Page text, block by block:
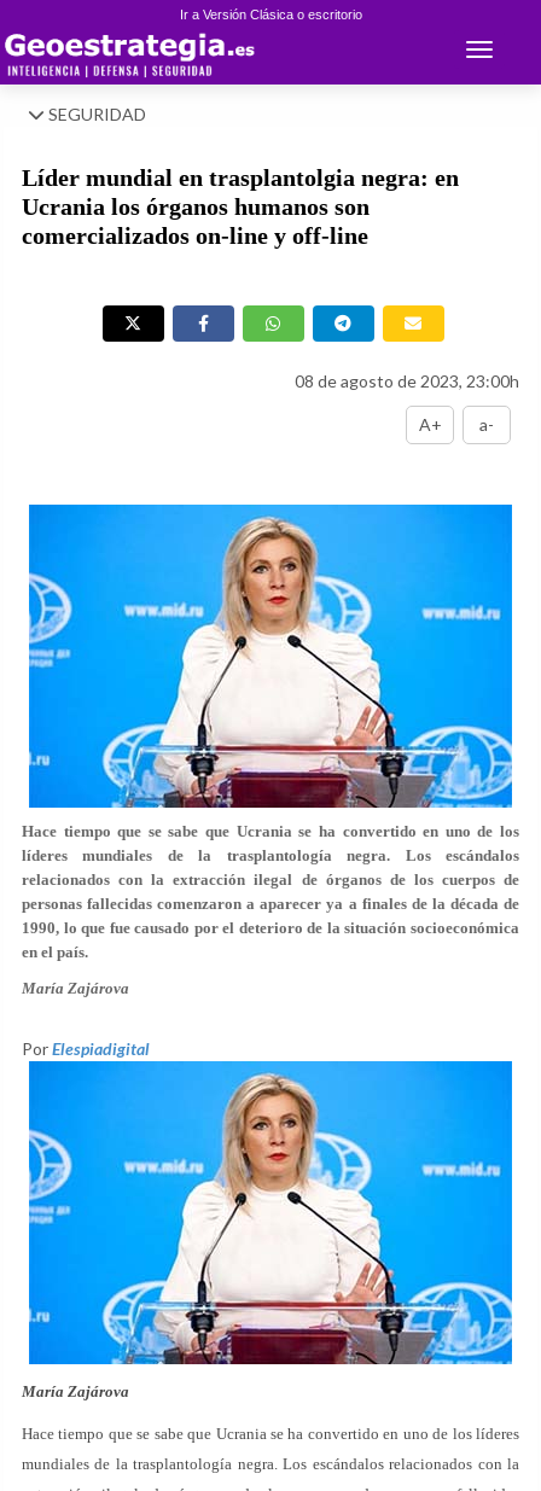
Ir a Versión Clásica o escritorio
Toggle
SEGURIDAD
Líder mundial en trasplantolgia negra: en
Ucrania los órganos humanos son
comercializados on-line y off-line
08 de agosto de 2023, 23:00h
A+ a-
Hace tiempo que se sabe que Ucrania se ha convertido en uno de los
líderes mundiales de la trasplantología negra. Los escándalos
relacionados con la extracción ilegal de órganos de los cuerpos de
personas fallecidas comenzaron a aparecer ya a finales de la década de
1990, lo que fue causado por el deterioro de la situación socioeconómica
en el país.
María Zajárova
PorElespiadigital
María Zajárova
Hace tiempo que se sabe que Ucrania se ha convertido en uno de los líderes
mundiales de la trasplantología negra. Los escándalos relacionados con la